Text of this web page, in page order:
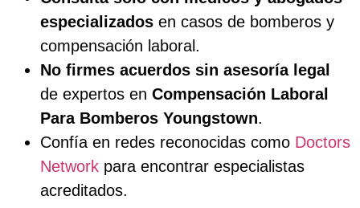
especializados en casos de bomberos y
compensación laboral.
No firmes acuerdos sin asesoría legal
de expertos en Compensación Laboral
Para Bomberos Youngstown.
Confía en redes reconocidas como Doctors
Network para encontrar especialistas
acreditados.